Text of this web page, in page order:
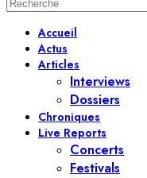
Accueil
Actus
Articles
Interviews
Dossiers
Chroniques
Live Reports
Concerts
Festivals